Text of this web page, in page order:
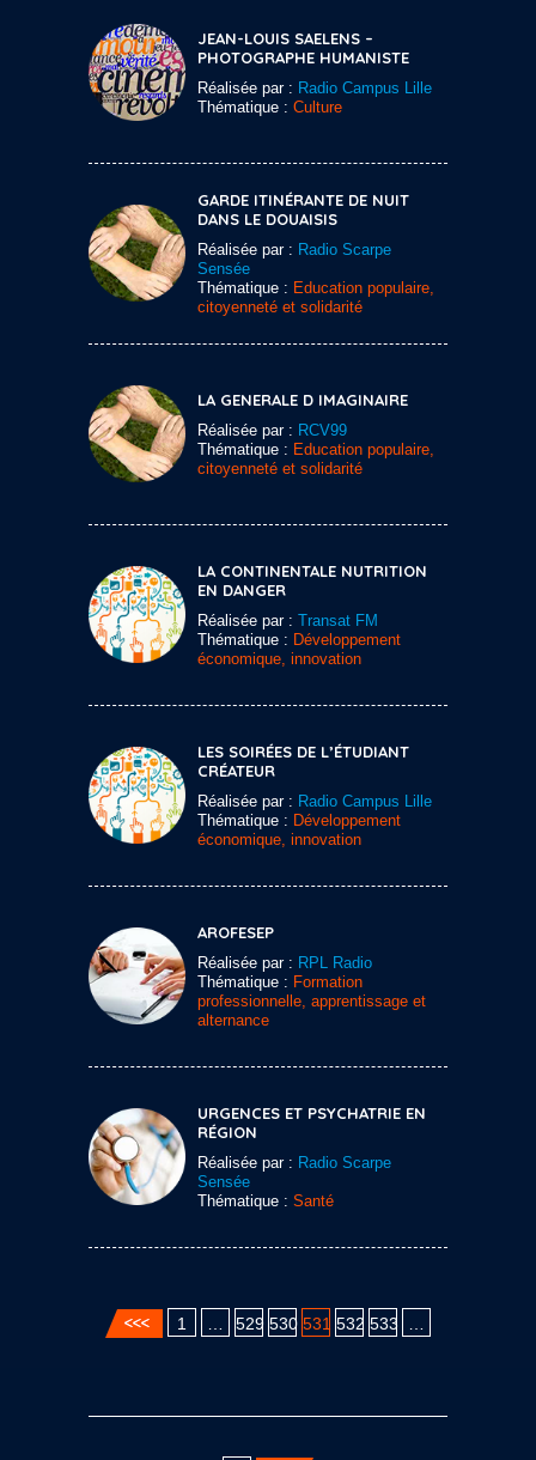
JEAN-LOUIS SAELENS –
PHOTOGRAPHE HUMANISTE
Réalisée par : Radio Campus Lille
Thématique : Culture
GARDE ITINÉRANTE DE NUIT
DANS LE DOUAISIS
Réalisée par : Radio Scarpe
Sensée
Thématique : Education populaire,
citoyenneté et solidarité
LA GENERALE D IMAGINAIRE
Réalisée par : RCV99
Thématique : Education populaire,
citoyenneté et solidarité
LA CONTINENTALE NUTRITION
EN DANGER
Réalisée par : Transat FM
Thématique : Développement
économique, innovation
LES SOIRÉES DE L’ÉTUDIANT
CRÉATEUR
Réalisée par : Radio Campus Lille
Thématique : Développement
économique, innovation
AROFESEP
Réalisée par : RPL Radio
Thématique : Formation
professionnelle, apprentissage et
alternance
URGENCES ET PSYCHATRIE EN
RÉGION
Réalisée par : Radio Scarpe
Sensée
Thématique : Santé
1 529 530 531 532 533